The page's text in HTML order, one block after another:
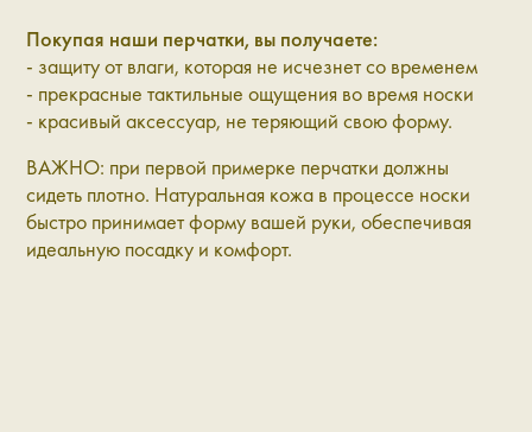
Покупая наши перчатки, вы получаете:
- защиту от влаги, которая не исчезнет со временем
- прекрасные тактильные ощущения во время носки
- красивый аксессуар, не теряющий свою форму.
ВАЖНО: при первой примерке перчатки должны
сидеть плотно. Натуральная кожа в процессе носки
быстро принимает форму вашей руки, обеспечивая
идеальную посадку и комфорт.